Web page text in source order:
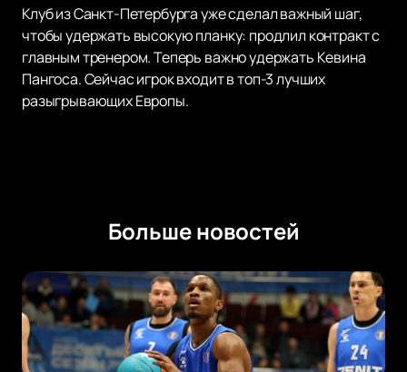
Клуб из Санкт-Петербурга уже сделал важный шаг,
чтобы удержать высокую планку: продлил контракт с
главным тренером. Теперь важно удержать Кевина
Пангоса. Сейчас игрок входит в топ-3 лучших
разыгрывающих Европы.
Больше новостей